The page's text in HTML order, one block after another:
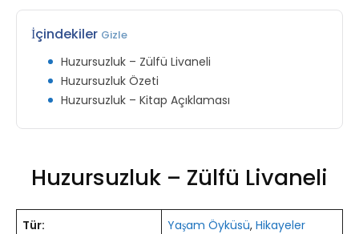
İçindekiler Gizle
Huzursuzluk – Zülfü Livaneli
Huzursuzluk Özeti
Huzursuzluk – Kitap Açıklaması
Huzursuzluk – Zülfü Livaneli
Tür: Yaşam Öyküsü, Hikayeler